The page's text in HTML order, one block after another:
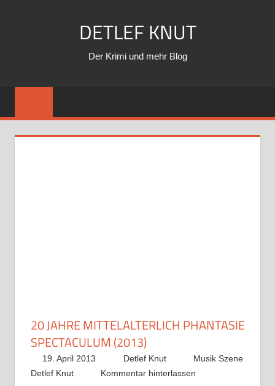
DETLEF KNUT
Der Krimi und mehr Blog
20 JAHRE MITTELALTERLICH PHANTASIE
SPECTACULUM (2013)
19. April 2013 Detlef Knut
Musik Szene
Detlef Knut
Kommentar hinterlassen